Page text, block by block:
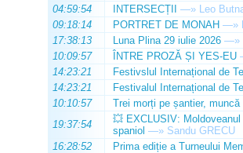
04:59:54
INTERSECȚII —» Leo
09:18:14
PORTRET DE MONAH —»
17:38:13
Luna Plina 29 iulie 2026 —»
10:09:57
ÎNTRE PROZĂ ȘI YES-EU
14:23:21
Festivslul Internațional de
14:23:21
Festivalul Internațional de
10:10:57
Trei morți pe șantier, muncă
19:37:54
💥 EXCLUSIV:
spaniol —» Sandu GRECU
16:28:52
Prima ediție a Turneului